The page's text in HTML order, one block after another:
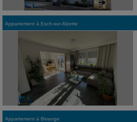
Appartement à Esch-sur-Alzette
Appartement à Bivange